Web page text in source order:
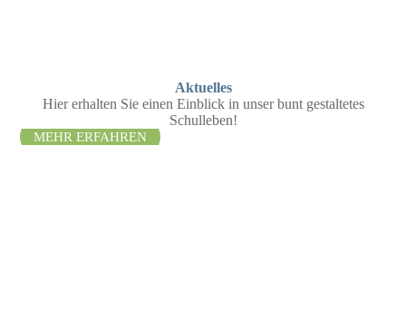
Aktuelles
Hier erhalten Sie einen Einblick in unser bunt gestaltetes
Schulleben!
MEHR ERFAHREN